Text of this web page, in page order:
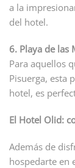
a la
del hotel.
6. Playa de las
Para aquellos
Pisuerga, esta
hotel, es
El Hotel Olid:
Además de
hospedarte en